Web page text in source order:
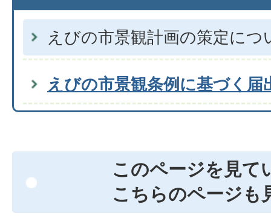
えびの市景観計画の策定につ
えびの市景観条例に基づく届
このページを見て
こちらのページも